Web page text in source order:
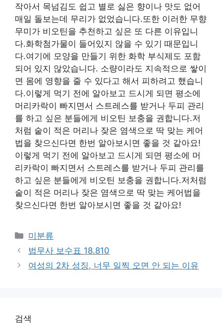
작아서 목넘김도 쉽고 별로 싫은 향이나 맛도 없어
매일 돌보는데 무리가 없었습니다.또한 이러한 무향
무미가 비오틴을 추천하고 싶은 또 다른 이유입니
다.화학첨가물이 들어있지 않을 수 있기 때문입니
다.여기에 모양을 만들기 위한 화학 부식제도 포함
되어 있지 않았습니다. 소량이라도 지속적으로 쌓이
면 몸에 영향을 줄 수 있다고 해서 피하려고 했습니
다.이렇게 먹기 전에 알아보고 드시게 되면 평소에
머리카락이 빠지면서 스트레스를 받거나 두피 관리
를 하고 싶은 분들에게 비오틴 보충을 권합니다.저
처럼 숱이 적은 머리나 잦은 염색으로 딱 맞는 케어
법을 찾으신다면 한번 알아보시면 좋을 것 같아요!
이렇게 먹기 전에 알아보고 드시게 되면 평소에 머
리카락이 빠지면서 스트레스를 받거나 두피 관리를
하고 싶은 분들에게 비오틴 보충을 권합니다.저처럼
숱이 적은 머리나 잦은 염색으로 딱 맞는 케어법을
찾으신다면 한번 알아보시면 좋을 것 같아요!
Categories
미분류
법무사 보수표 18.810
여성의 2차 성징, 너무 일찍 오면 안 되는 이유
검색